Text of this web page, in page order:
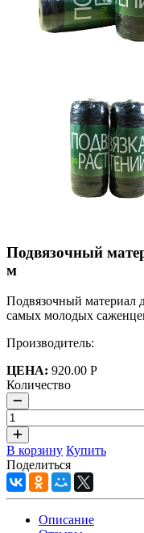
Подвязочный
м
Подвязочный материал
самых молодых
Производитель:
ЦЕНА: 920.00 Р
Количество
В корзину Купить
Поделиться
Описание